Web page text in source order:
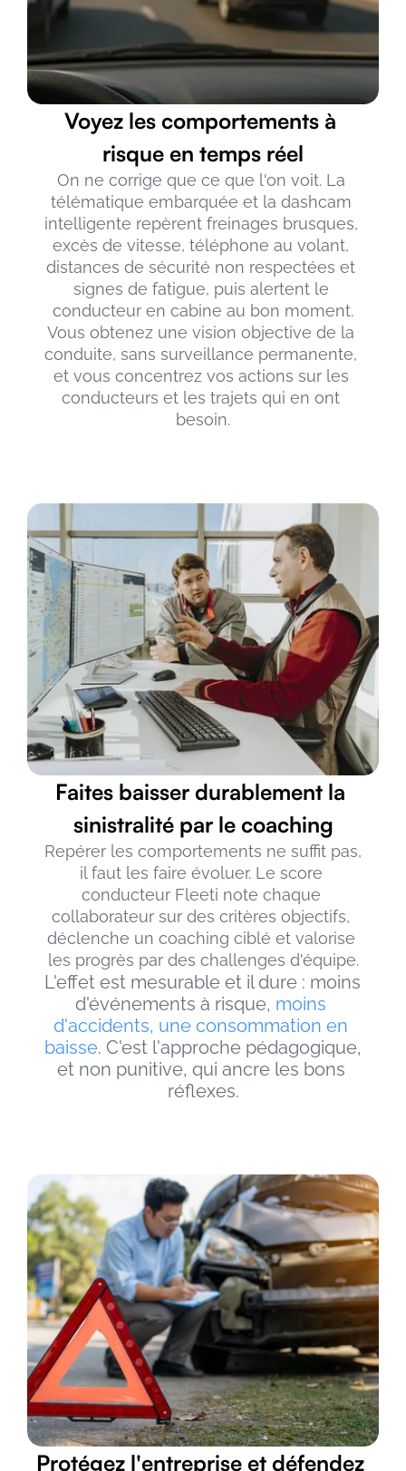
Voyez les comportements à
risque en temps réel
On ne corrige que ce que l'on voit. La
télématique embarquée et la dashcam
intelligente repèrent freinages brusques,
excès de vitesse, téléphone au volant,
distances de sécurité non respectées et
signes de fatigue, puis alertent le
conducteur en cabine au bon moment.
Vous obtenez une vision objective de la
conduite, sans surveillance permanente,
et vous concentrez vos actions sur les
conducteurs et les trajets qui en ont
besoin.
Faites baisser durablement la
sinistralité par le coaching
Repérer les comportements ne suffit pas,
il faut les faire évoluer. Le score
conducteur Fleeti note chaque
collaborateur sur des critères objectifs,
déclenche un coaching ciblé et valorise
les progrès par des challenges d'équipe.
L'effet est mesurable et il dure : moins
d'événements à risque, moins
d'accidents, une consommation en
baisse. C'est l'approche pédagogique,
et non punitive, qui ancre les bons
réflexes.
Protégez l'entreprise et défendez